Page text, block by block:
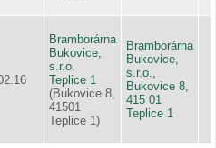
Bramborárna
Bukovice,
s.r.o.
Teplice 1
(Bukovice 8,
41501
Teplice 1)
Bramborárna
Bukovice,
s.r.o.,
Bukovice 8,
415 01
Teplice 1